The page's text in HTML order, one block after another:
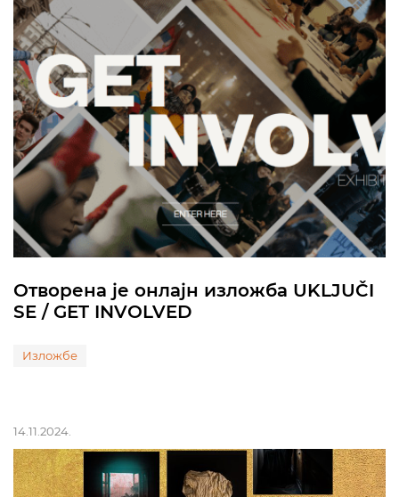
Отворена је онлајн изложба UKLJUČI
SE / GET INVOLVED
Изложбе
14.11.2024.